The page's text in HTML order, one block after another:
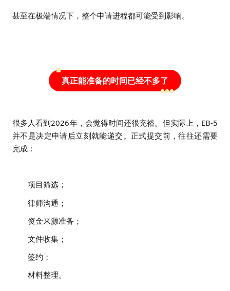
甚至在极端情况下，整个申请进程都可能受到影响。
真正能准备的时间已经不多了
很多人看到2026年，会觉得时间还很充裕。 但实际上，EB-5
并不是决定申请后立刻就能递交。 正式提交前，往往还需要
完成：
项目筛选；
律师沟通；
资金来源准备；
文件收集；
签约；
材料整理。